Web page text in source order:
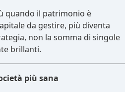
quando il patrimonio è
da gestire, più diventa
non la somma di singole
brillanti.
più sana